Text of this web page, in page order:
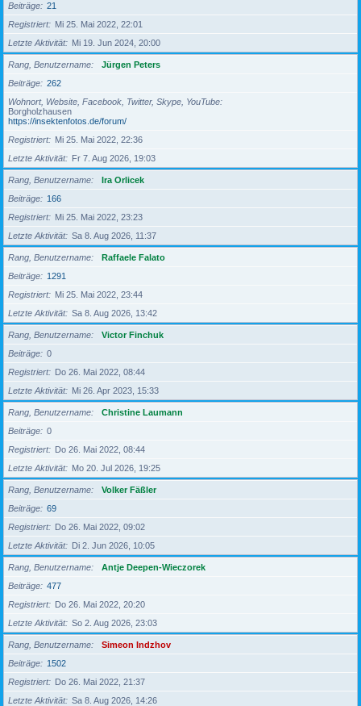
Beiträge
21
Registriert
Mi 25. Mai 2022, 22:01
Letzte Aktivität
Mi 19. Jun 2024, 20:00
Rang, Benutzername
Jürgen Peters
Beiträge
262
Wohnort, Website, Facebook, Twitter, Skype, YouTube
Borgholzhausen
https://insektenfotos.de/forum/
Registriert
Mi 25. Mai 2022, 22:36
Letzte Aktivität
Fr 7. Aug 2026, 19:03
Rang, Benutzername
Ira Orlicek
Beiträge
166
Registriert
Mi 25. Mai 2022, 23:23
Letzte Aktivität
Sa 8. Aug 2026, 11:37
Rang, Benutzername
Raffaele Falato
Beiträge
1291
Registriert
Mi 25. Mai 2022, 23:44
Letzte Aktivität
Sa 8. Aug 2026, 13:42
Rang, Benutzername
Victor Finchuk
Beiträge
0
Registriert
Do 26. Mai 2022, 08:44
Letzte Aktivität
Mi 26. Apr 2023, 15:33
Rang, Benutzername
Christine Laumann
Beiträge
0
Registriert
Do 26. Mai 2022, 08:44
Letzte Aktivität
Mo 20. Jul 2026, 19:25
Rang, Benutzername
Volker Fäßler
Beiträge
69
Registriert
Do 26. Mai 2022, 09:02
Letzte Aktivität
Di 2. Jun 2026, 10:05
Rang, Benutzername
Antje Deepen-Wieczorek
Beiträge
477
Registriert
Do 26. Mai 2022, 20:20
Letzte Aktivität
So 2. Aug 2026, 23:03
Rang, Benutzername
Simeon Indzhov
Beiträge
1502
Registriert
Do 26. Mai 2022, 21:37
Letzte Aktivität
Sa 8. Aug 2026, 14:26